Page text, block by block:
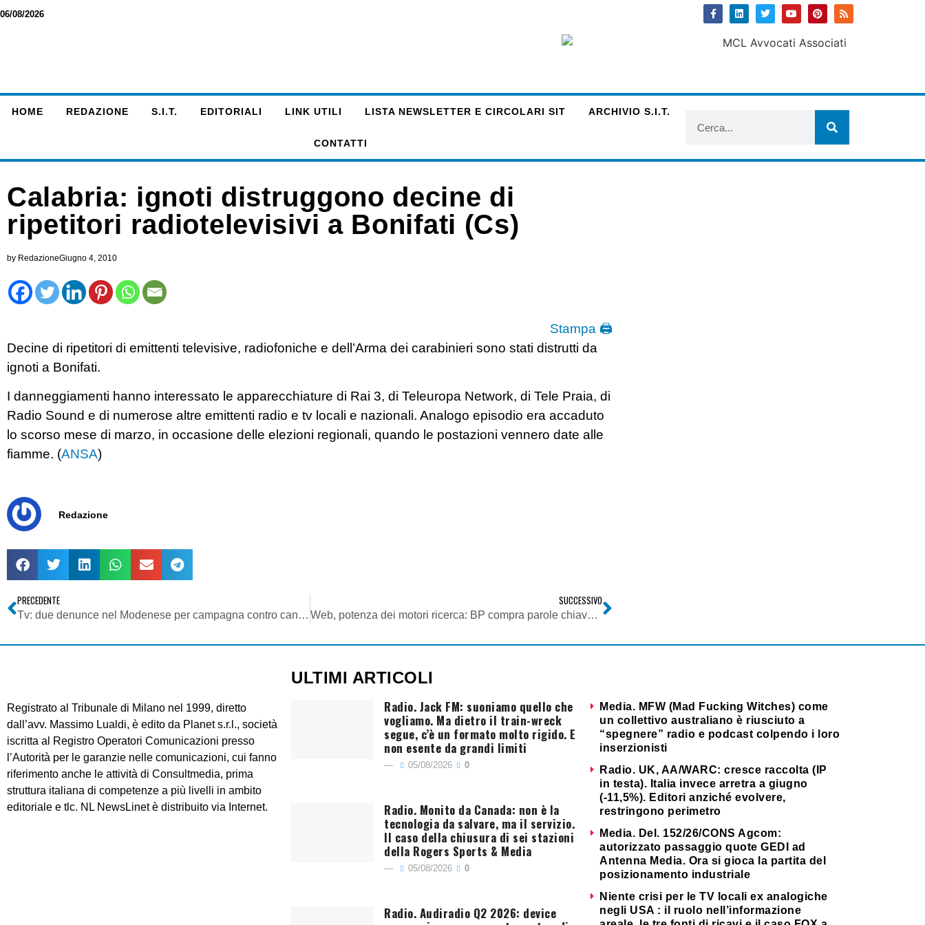
06/08/2026
HOME REDAZIONE S.I.T. EDITORIALI LINK UTILI LISTA NEWSLETTER E CIRCOLARI SIT ARCHIVIO S.I.T.
CONTATTI
Calabria: ignoti distruggono decine di
ripetitori radiotelevisivi a Bonifati (Cs)
by RedazioneGiugno 4, 2010
Stampa 🖨
Decine di ripetitori di emittenti televisive, radiofoniche e dell’Arma dei carabinieri sono stati distrutti da
ignoti a Bonifati.
I danneggiamenti hanno interessato le apparecchiature di Rai 3, di Teleuropa Network, di Tele Praia, di
Radio Sound e di numerose altre emittenti radio e tv locali e nazionali. Analogo episodio era accaduto
lo scorso mese di marzo, in occasione delle elezioni regionali, quando le postazioni vennero date alle
fiamme. (ANSA)
Redazione
PRECEDENTE
Tv: due denunce nel Modenese per campagna contro canone Rai
SUCCESSIVO
Web, potenza dei motori ricerca: BP compra parole chiave di Google e Yahoo per far sapere la sua sulla Marea nera
Registrato al Tribunale di Milano nel 1999, diretto
dall’avv. Massimo Lualdi, è edito da Planet s.r.l., società
iscritta al Registro Operatori Comunicazioni presso
l’Autorità per le garanzie nelle comunicazioni, cui fanno
riferimento anche le attività di Consultmedia, prima
struttura italiana di competenze a più livelli in ambito
editoriale e tlc. NL NewsLinet è distribuito via Internet.
ULTIMI ARTICOLI
Radio. Jack FM: suoniamo quello che
vogliamo. Ma dietro il train-wreck
segue, c’è un formato molto rigido. E
non esente da grandi limiti
05/08/2026 0
Radio. Monito da Canada: non è la
tecnologia da salvare, ma il servizio.
Il caso della chiusura di sei stazioni
della Rogers Sports & Media
05/08/2026 0
Radio. Audiradio Q2 2026: device
Media. MFW (Mad Fucking Witches) come
un collettivo australiano è riusciuto a
“spegnere” radio e podcast colpendo i loro
inserzionisti
Radio. UK, AA/WARC: cresce raccolta (IP
in testa). Italia invece arretra a giugno
(-11,5%). Editori anziché evolvere,
restringono perimetro
Media. Del. 152/26/CONS Agcom:
autorizzato passaggio quote GEDI ad
Antenna Media. Ora si gioca la partita del
posizionamento industriale
Niente crisi per le TV locali ex analogiche
negli USA : il ruolo nell’informazione